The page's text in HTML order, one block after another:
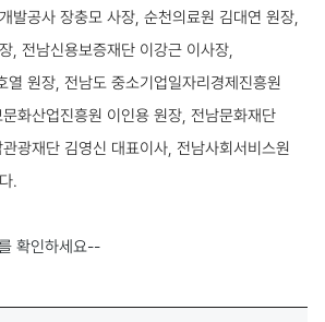
발공사 장충모 사장, 순천의료원 김대연 원장,
, 전남신용보증재단 이강근 이사장,
열 원장, 전남도 중소기업일자리경제진흥원
화산업진흥원 이인용 원장, 전남문화재단
광재단 김영신 대표이사, 전남사회서비스원
.
확인하세요--